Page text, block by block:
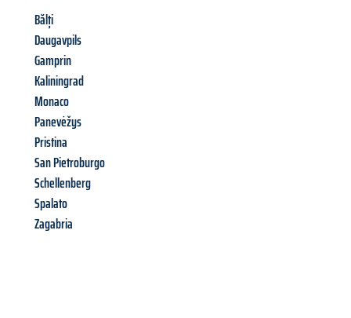
Bălți
Daugavpils
Gamprin
Kaliningrad
Monaco
Panevėžys
Pristina
San Pietroburgo
Schellenberg
Spalato
Zagabria